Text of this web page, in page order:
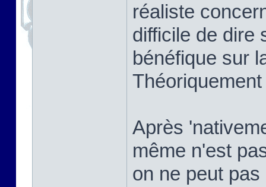
réaliste
difficile de dire
bénéfique sur
Après
même n'est
on ne peut